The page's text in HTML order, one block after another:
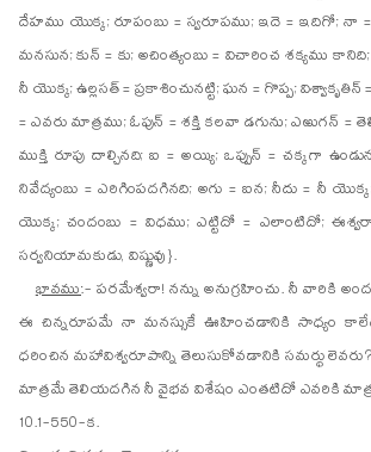
దేహము యొక్క; రూపంబు = స్వరూపము; ఇదె = ఇదిగో; నా
మనసున; కున్ = కు; అచింత్యంబు = విచారించ శక్యము
నీ యొక్క; ఉల్లసత్ = ప్రకాశించునట్టి; ఘన = గొప్ప; విశ్వాకృతిన్
= ఎవరు మాత్రము; ఓపున్ = శక్తి కలవా డగును; ఎఱుగన్ =
ముక్తి రూపు దాల్చినది; ఐ = అయ్యి; ఒప్పున్ = చక్కగా
నివేద్యంబు = ఎరిగింపదగినది; అగు = ఐన; నీదు = నీ
యొక్క; చందంబు = విధము; ఎట్టిదో = ఎలాంటిదో; ఈశ్వరా
సర్వనియామకుడు, విష్ణువు}.
భావము:- పరమేశ్వరా! నన్ను అనుగ్రహించు. నీ వారికి
ఈ చిన్నరూపమే నా మనస్సుకే ఊహించడానికి సాధ్యం
ధరించిన మహావిశ్వరూపాన్ని తెలుసుకోవడానికి సమర్థు
మాత్రమే తెలియదగిన నీ వైభవ విశేషం ఎంతటిదో ఎవరికి మాత్రం
10.1-550-క.